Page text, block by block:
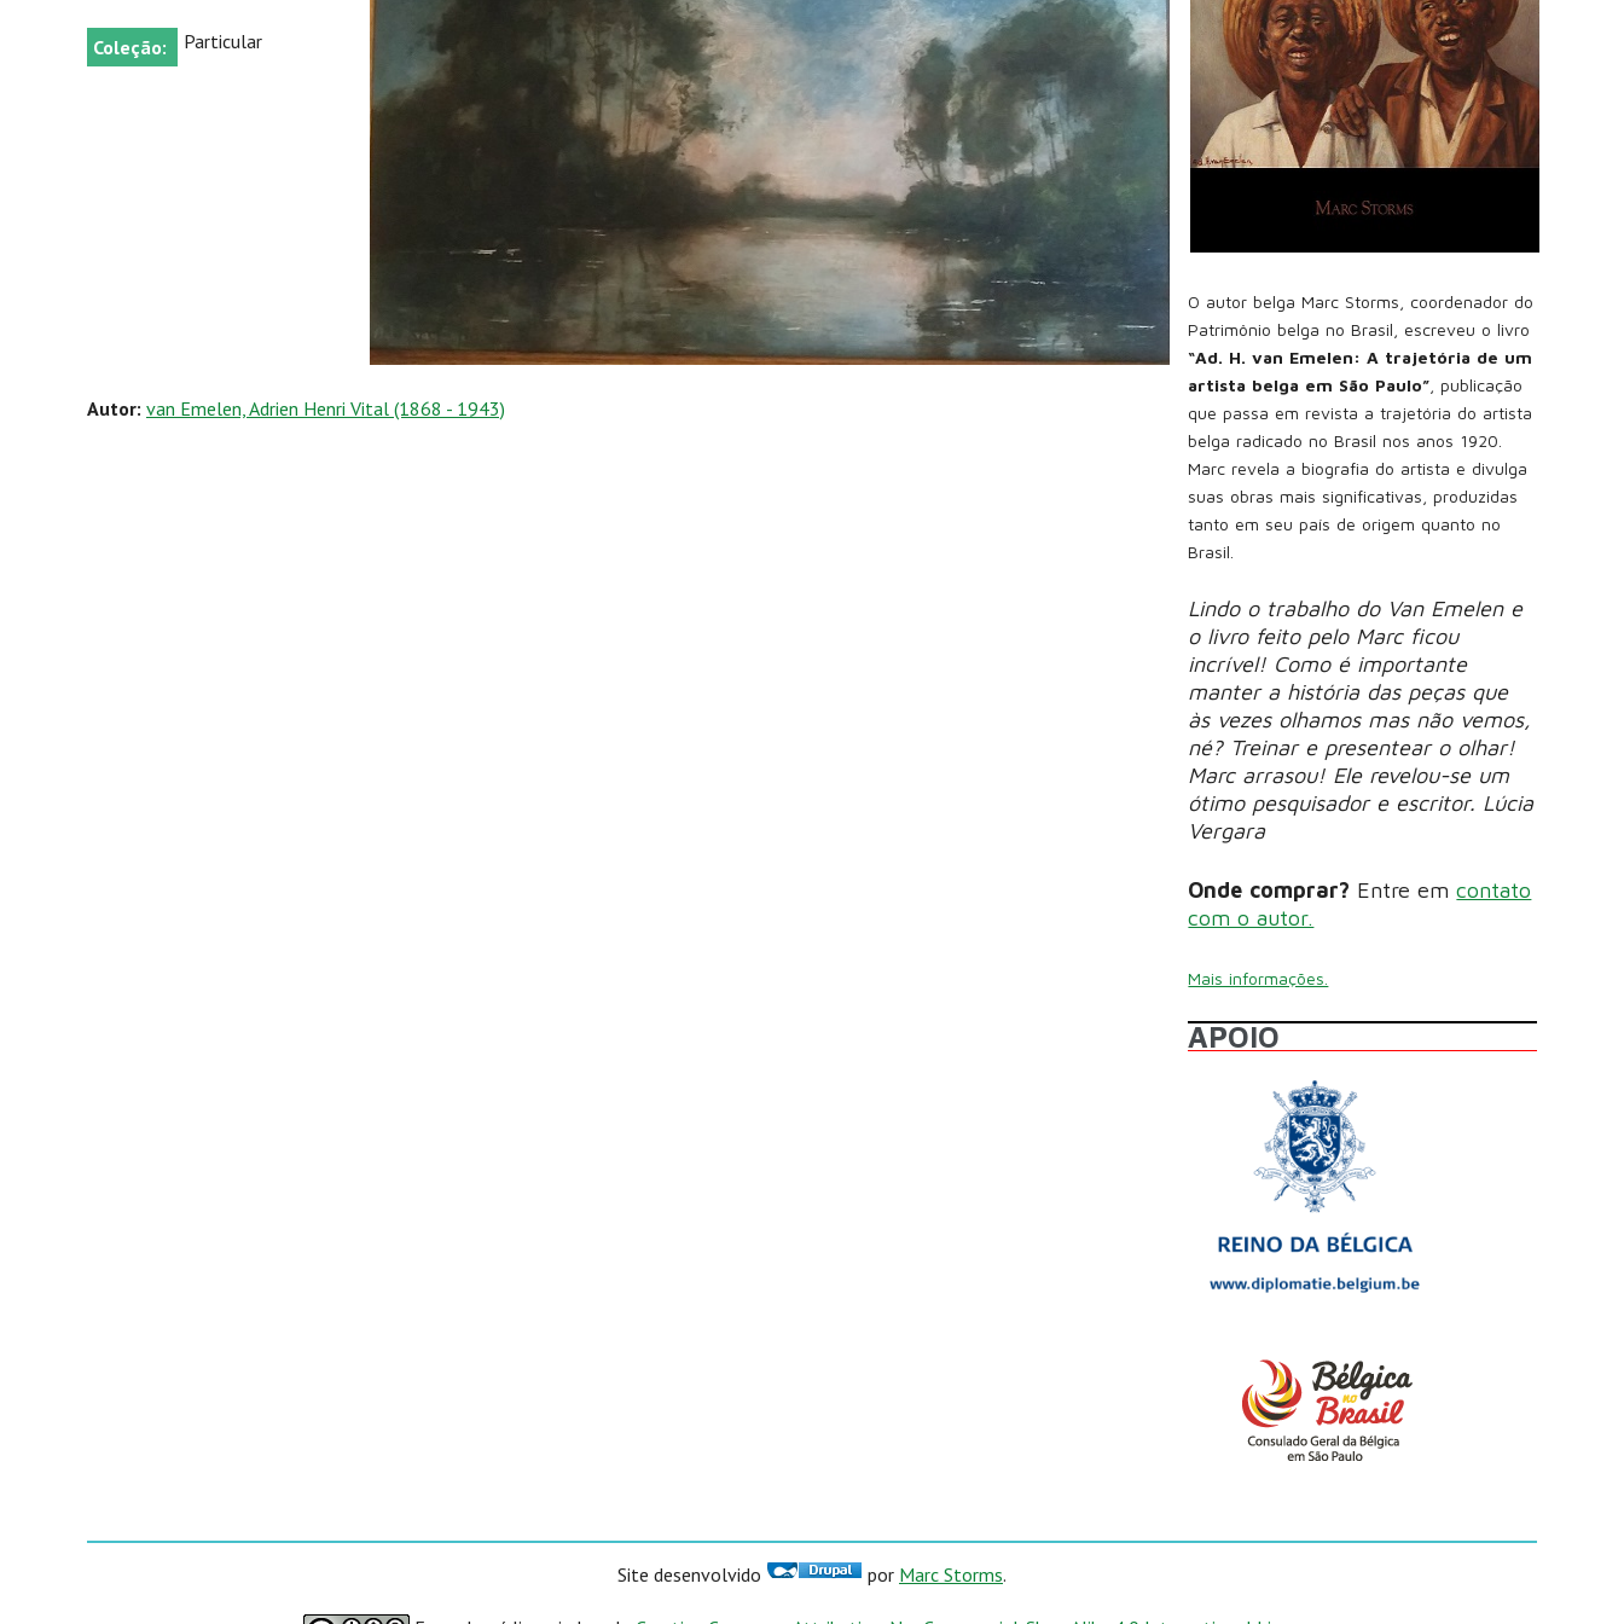
Coleção: Particular
Autor: van Emelen, Adrien Henri Vital (1868 - 1943)
O autor belga Marc Storms, coordenador do
Patrimônio belga no Brasil, escreveu o livro
“Ad. H. van Emelen: A trajetória de um
artista belga em São Paulo” , publicação
que passa em revista a trajetória do artista
belga radicado no Brasil nos anos 1920.
Marc revela a biografia do artista e divulga
suas obras mais significativas, produzidas
tanto em seu país de origem quanto no
Brasil.
Lindo o trabalho do Van Emelen e
o livro feito pelo Marc ficou
incrível! Como é importante
manter a história das peças que
às vezes olhamos mas não vemos,
né? Treinar e presentear o olhar!
Marc arrasou! Ele revelou-se um
ótimo pesquisador e escritor. Lúcia
Vergara
Onde comprar? Entre emcontato
com o autor.
Mais informações.
APOIO
Site desenvolvido por Marc Storms.